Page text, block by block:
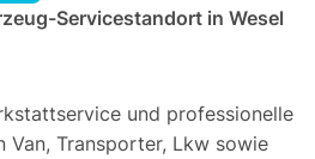
Servicestandort in Wesel
und professionelle
Van, Transporter, Lkw sowie